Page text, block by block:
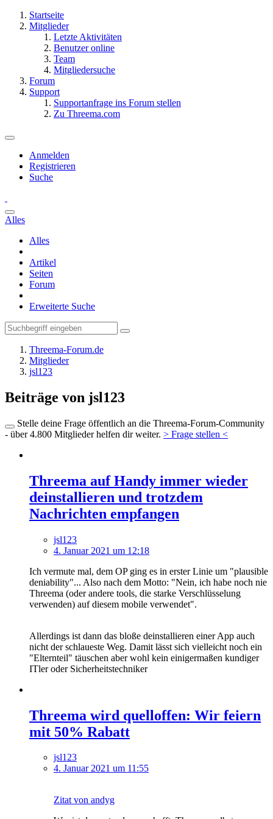
Startseite
Mitglieder
Letzte Aktivitäten
Benutzer online
Team
Mitgliedersuche
Forum
Support
Supportanfrage ins Forum stellen
Zu Threema.com
Anmelden
Registrieren
Suche
Alles
Alles
Artikel
Seiten
Forum
Erweiterte Suche
Threema-Forum.de
Mitglieder
jsl123
Beiträge von jsl123
Stelle deine Frage öffentlich an die Threema-Forum-Community
- über 4.800 Mitglieder helfen dir weiter. > Frage stellen <
Threema auf Handy immer wieder
deinstallieren und trotzdem
Nachrichten empfangen
jsl123
4. Januar 2021 um 12:18
Ich vermute mal, dem OP ging es in erster Linie um "plausible
deniability"... Also nach dem Motto: "Nein, ich habe noch nie
Threema (oder andere tools, die starke Verschlüsselung
verwenden) auf diesem mobile verwendet".
Allerdings ist dann das bloße deinstallieren einer App auch
nicht der schlaueste Weg. Damit lässt sich vielleicht noch ein
"Elternteil" täuschen aber wohl kein einigermaßen kundiger
ITler oder Sicherheitstechniker
Threema wird quelloffen: Wir feiern
mit 50% Rabatt
jsl123
4. Januar 2021 um 11:55
Zitat von andyg